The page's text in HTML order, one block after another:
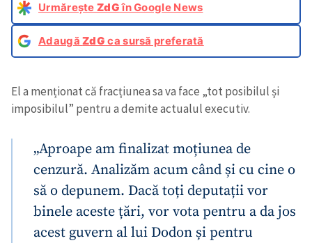
Urmărește ZdGîn Google News
AdaugăZdG ca sursă preferată
El a menționat că fracțiunea sa va face „tot posibilul și
imposibilul” pentru a demite actualul executiv.
„Aproape am finalizat moțiunea de
cenzură. Analizăm acum când și cu cine o
să o depunem. Dacă toți deputații vor
binele aceste țări, vor vota pentru a da jos
acest guvern al lui Dodon și pentru